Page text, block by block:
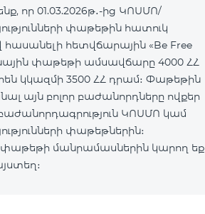
որ 01.03.2026թ․-ից ԿՈՍՄՈ/
փաթեթին հատուկ
հետվճարային «Be Free
փաթեթի ամսավճարը 4000 ՀՀ
3500 ՀՀ դրամ։ Փաթեթին
այն բոլոր բաժանորդները ովքեր
ԿՈՍՄՈ կամ
փաթեթներին։
մանրամասներին կարող եք